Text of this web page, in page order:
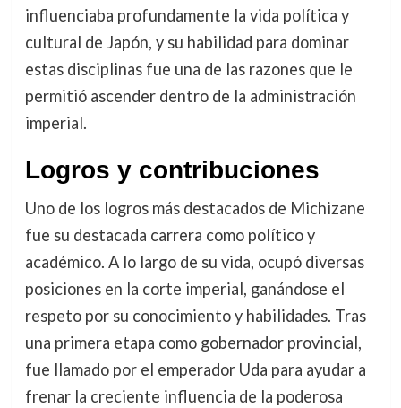
influenciaba profundamente la vida política y
cultural de Japón, y su habilidad para dominar
estas disciplinas fue una de las razones que le
permitió ascender dentro de la administración
imperial.
Logros y contribuciones
Uno de los logros más destacados de Michizane
fue su destacada carrera como político y
académico. A lo largo de su vida, ocupó diversas
posiciones en la corte imperial, ganándose el
respeto por su conocimiento y habilidades. Tras
una primera etapa como gobernador provincial,
fue llamado por el emperador Uda para ayudar a
frenar la creciente influencia de la poderosa